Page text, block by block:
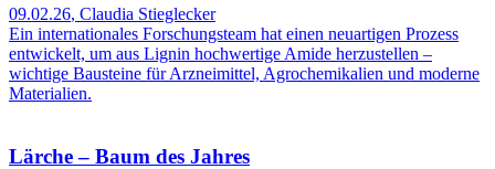
09.02.26, Claudia Stieglecker
Ein internationales Forschungsteam hat einen neuartigen Prozess
entwickelt, um aus Lignin hochwertige Amide herzustellen –
wichtige Bausteine für Arzneimittel, Agrochemikalien und moderne
Materialien.
Lärche – Baum des Jahres